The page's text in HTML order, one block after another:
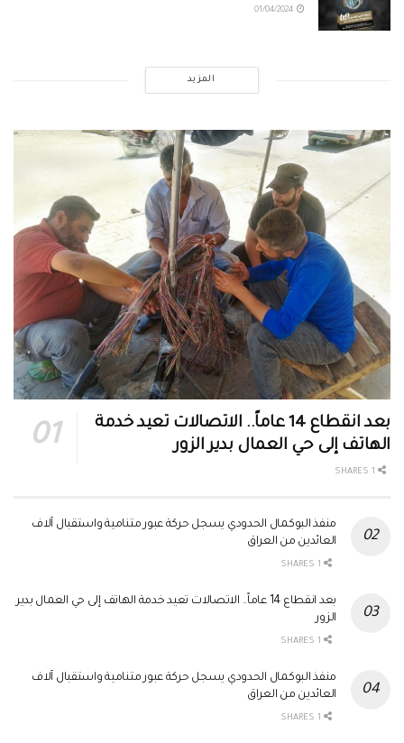
المزيد
بعد انقطاع 14 عاماً.. الاتصالات تعيد خدمة
الهاتف إلى حي العمال بدير الزور
منفذ البوكمال الحدودي يسجل حركة عبور متنامية واستقبال آلاف
العائدين من العراق
بعد انقطاع 14 عاماً.. الاتصالات تعيد خدمة الهاتف إلى حي العمال بدير
الزور
منفذ البوكمال الحدودي يسجل حركة عبور متنامية واستقبال آلاف
العائدين من العراق